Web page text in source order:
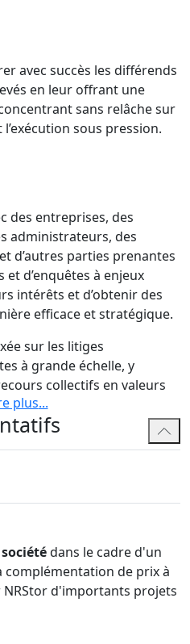
avec succès les différends
en leur offrant une
sans relâche sur
sous pression.
des entreprises, des
administrateurs, des
d’autres parties prenantes
d’enquêtes à enjeux
intérêts et d’obtenir des
efficace et stratégique.
sur les litiges
à grande échelle, y
collectifs en valeurs
restructuration et
crimes financiers. Il
gamme de questions
une coordination entre
régulièrement avec
et de consultants
axée sur la
des questions
plus...
dans le cadre d'un
de prix à
d'importants projets